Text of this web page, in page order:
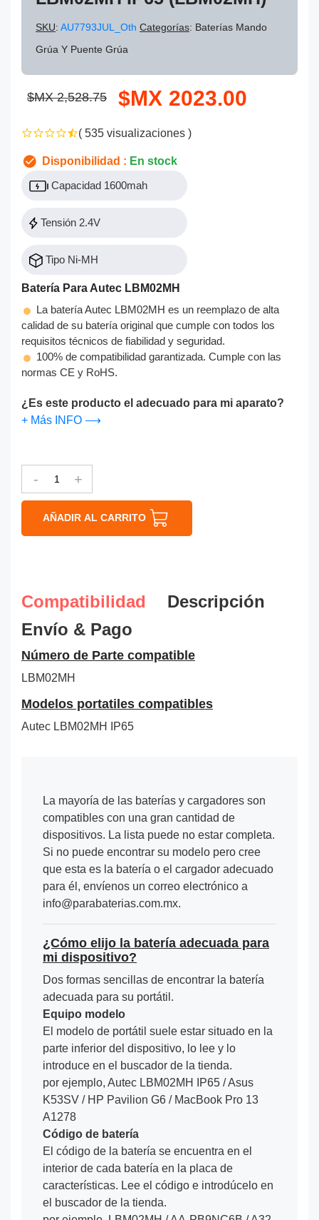
SKU: AU7793JUL_Oth Categorías: Baterías Mando
Grúa Y Puente Grúa
$MX 2,528.75 $MX 2023.00
( 535 visualizaciones )
Disponibilidad : En stock
Capacidad 1600mah
Tensión 2.4V
Tipo Ni-MH
Batería Para Autec LBM02MH
La batería Autec LBM02MH es un reemplazo de alta
calidad de su batería original que cumple con todos los
requisitos técnicos de fiabilidad y seguridad.
100% de compatibilidad garantizada. Cumple con las
normas CE y RoHS.
¿Es este producto el adecuado para mi aparato?
+ Más INFO ⟶
- +
AÑADIR AL CARRITO
Compatibilidad
Descripción
Envío & Pago
Número de Parte compatible
LBM02MH
Modelos portatiles compatibles
Autec LBM02MH IP65
La mayoría de las baterías y cargadores son
compatibles con una gran cantidad de
dispositivos. La lista puede no estar completa.
Si no puede encontrar su modelo pero cree
que esta es la batería o el cargador adecuado
para él, envíenos un correo electrónico a
info@parabaterias.com.mx.
¿Cómo elijo la batería adecuada para
mi dispositivo?
Dos formas sencillas de encontrar la batería
adecuada para su portátil.
Equipo modelo
El modelo de portátil suele estar situado en la
parte inferior del dispositivo, lo lee y lo
introduce en el buscador de la tienda.
por ejemplo, Autec LBM02MH IP65 / Asus
K53SV / HP Pavilion G6 / MacBook Pro 13
A1278
Código de batería
El código de la batería se encuentra en el
interior de cada batería en la placa de
características. Lee el código e introdúcelo en
el buscador de la tienda.